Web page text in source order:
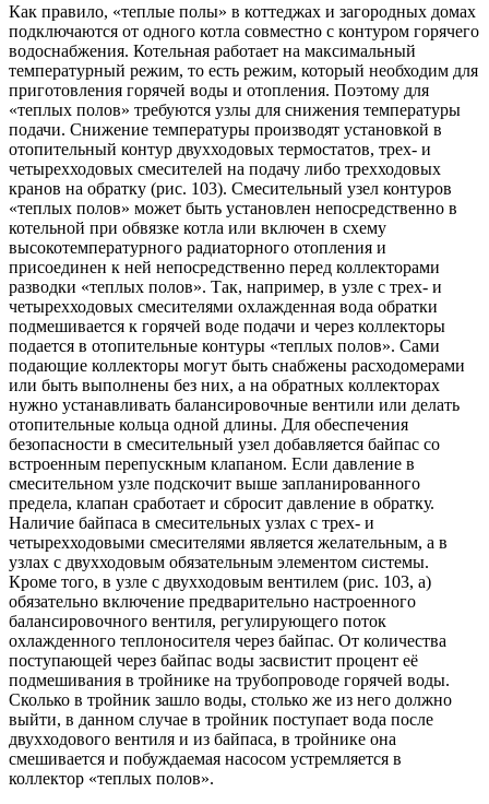
Как правило, «теплые полы» в коттеджах и загородных домах
подключаются от одного котла совместно с контуром горячего
водоснабжения. Котельная работает на максимальный
температурный режим, то есть режим, который необходим для
приготовления горячей воды и отопления. Поэтому для
«теплых полов» требуются узлы для снижения температуры
подачи. Снижение температуры производят установкой в
отопительный контур двухходовых термостатов, трех- и
четырехходовых смесителей на подачу либо трехходовых
кранов на обратку (рис. 103). Смесительный узел контуров
«теплых полов» может быть установлен непосредственно в
котельной при обвязке котла или включен в схему
высокотемпературного радиаторного отопления и
присоединен к ней непосредственно перед коллекторами
разводки «теплых полов». Так, например, в узле с трех- и
четырехходовых смесителями охлажденная вода обратки
подмешивается к горячей воде подачи и через коллекторы
подается в отопительные контуры «теплых полов». Сами
подающие коллекторы могут быть снабжены расходомерами
или быть выполнены без них, а на обратных коллекторах
нужно устанавливать балансировочные вентили или делать
отопительные кольца одной длины. Для обеспечения
безопасности в смесительный узел добавляется байпас со
встроенным перепускным клапаном. Если давление в
смесительном узле подскочит выше запланированного
предела, клапан сработает и сбросит давление в обратку.
Наличие байпаса в смесительных узлах с трех- и
четырехходовыми смесителями является желательным, а в
узлах с двухходовым обязательным элементом системы.
Кроме того, в узле с двухходовым вентилем (рис. 103, а)
обязательно включение предварительно настроенного
балансировочного вентиля, регулирующего поток
охлажденного теплоносителя через байпас. От количества
поступающей через байпас воды засвистит процент её
подмешивания в тройнике на трубопроводе горячей воды.
Сколько в тройник зашло воды, столько же из него должно
выйти, в данном случае в тройник поступает вода после
двухходового вентиля и из байпаса, в тройнике она
смешивается и побуждаемая насосом устремляется в
коллектор «теплых полов».